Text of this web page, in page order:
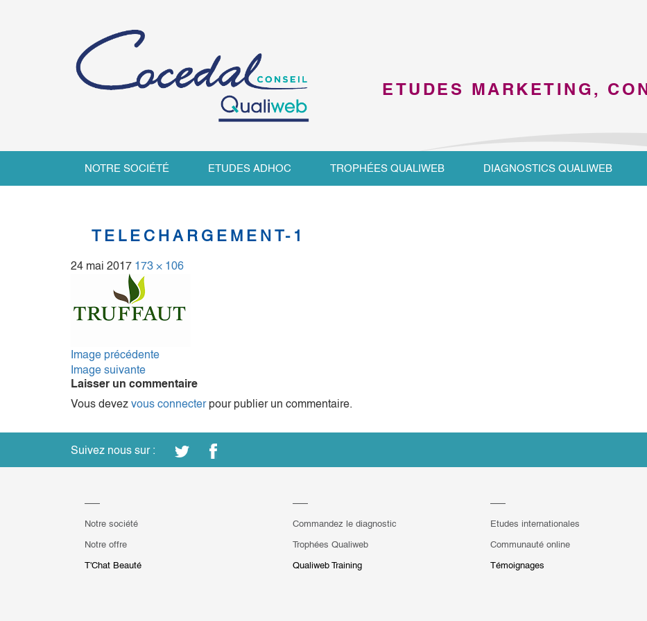
ETUDES MARKETING,
NOTRE SOCIÉTÉ ETUDES ADHOC TROPHÉES QUALIWEB DIAGNOSTICS QUALIWEB
TELECHARGEMENT-1
24 mai 2017 173 × 106
Image précédente
Image suivante
Laisser un commentaire
Vous devez vous connecterpour publier un commentaire.
Suivez nous sur :
Notre société
Notre offre
T'Chat Beauté
Commandez le diagnostic
Trophées Qualiweb
Qualiweb Training
Etudes internationales
Communauté online
Témoignages